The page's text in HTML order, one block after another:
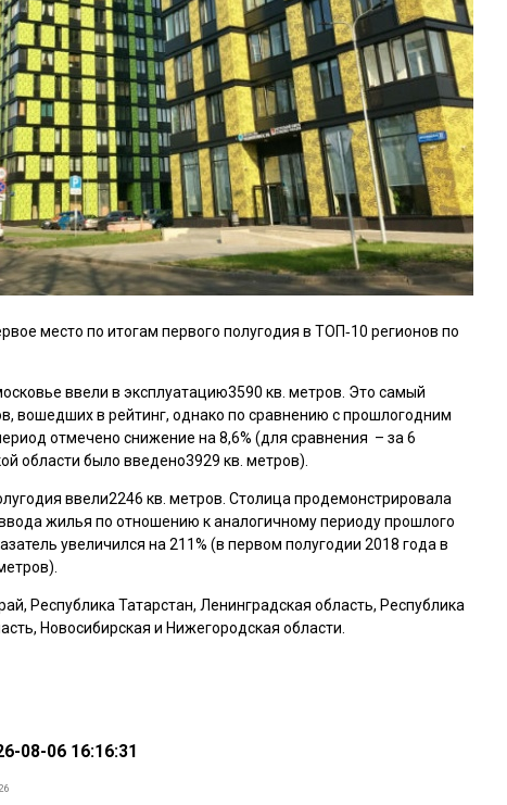
место по итогам первого полугодия в ТОП‑10 регионов по
ввели в эксплуатацию3590 кв. метров. Это самый
вошедших в рейтинг, однако по сравнению с прошлогодним
отмечено снижение на 8,6% (для сравнения – за 6
области было введено3929 кв. метров).
ввели2246 кв. метров. Столица продемонстрировала
жилья по отношению к аналогичному периоду прошлого
увеличился на 211% (в первом полугодии 2018 года в
Республика Татарстан, Ленинградская область, Республика
Новосибирская и Нижегородская области.
08-06 16:16:31